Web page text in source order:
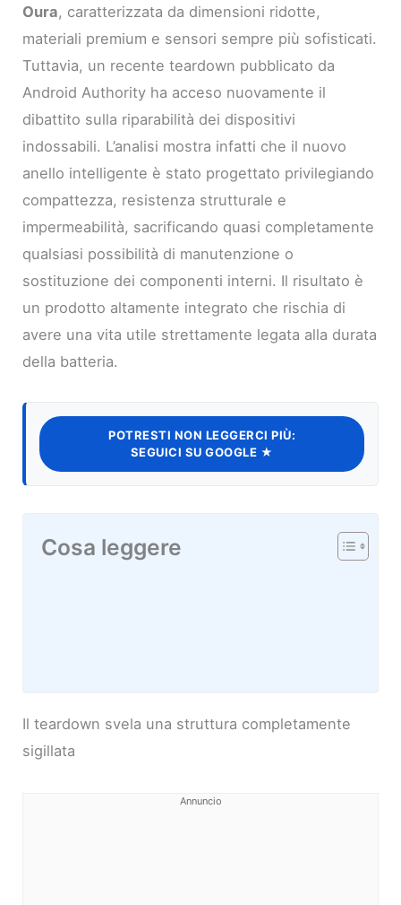
Oura, caratterizzata da dimensioni ridotte,
materiali premium e sensori sempre più sofisticati.
Tuttavia, un recente teardown pubblicato da
Android Authority ha acceso nuovamente il
dibattito sulla riparabilità dei dispositivi
indossabili. L’analisi mostra infatti che il nuovo
anello intelligente è stato progettato privilegiando
compattezza, resistenza strutturale e
impermeabilità, sacrificando quasi completamente
qualsiasi possibilità di manutenzione o
sostituzione dei componenti interni. Il risultato è
un prodotto altamente integrato che rischia di
avere una vita utile strettamente legata alla durata
della batteria.
POTRESTI NON LEGGERCI PIÙ:
SEGUICI SU GOOGLE ★
Cosa leggere
Il teardown svela una struttura completamente
sigillata
Annuncio